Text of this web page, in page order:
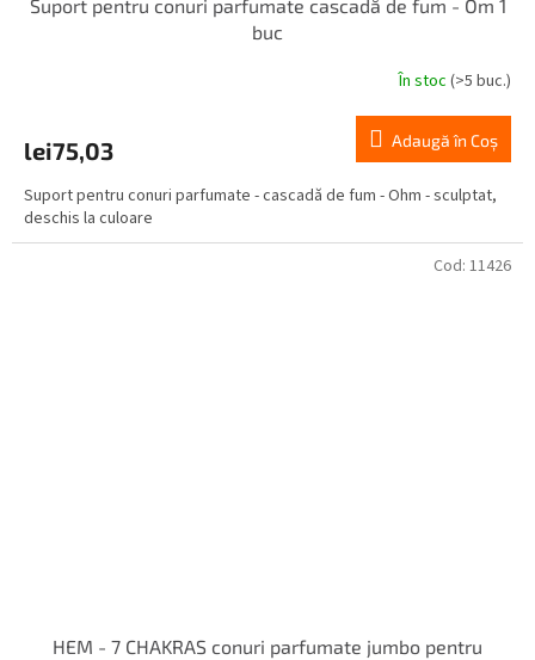
Suport pentru conuri parfumate cascadă de fum - Óm 1
buc
În stoc (>5 buc.)
lei75,03 Adaugă în Coş
Suport pentru conuri parfumate - cascadă de fum - Ohm - sculptat,
deschis la culoare
HEM - 7 CHAKRAS conuri parfumate jumbo pentru
Cod: 11426